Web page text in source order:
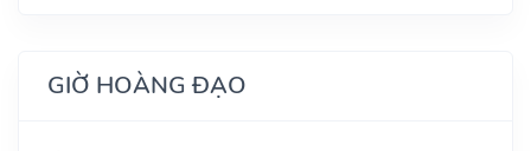
GIỜ HOÀNG ĐẠO